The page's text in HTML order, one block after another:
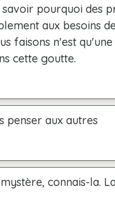
pourquoi des
aux besoins
faisons n'est
cette goutte.
penser aux autres
connais-la.